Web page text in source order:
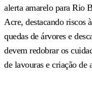
alerta amarelo para Rio
Acre, destacando riscos
quedas de árvores e
devem redobrar os
de lavouras e criação de